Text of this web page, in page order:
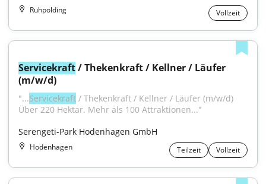
Ruhpolding Vollzeit
Servicekraft / Thekenkraft / Kellner / Läufer
(m/w/d)
"...Servicekraft / Thekenkraft / Kellner / Läufer (m/w/d)
Über 220 Hektar. Mehr als 100 Attraktionen..."
Serengeti-Park Hodenhagen GmbH
Hodenhagen Teilzeit Vollzeit